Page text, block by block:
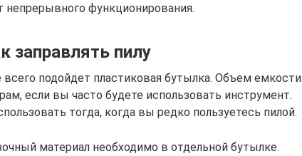
непрерывного функционирования.
заправлять пилу
подойдет пластиковая бутылка. Объем емкости
если вы часто будете использовать инструмент.
тогда, когда вы редко пользуетесь пилой.
материал необходимо в отдельной бутылке.